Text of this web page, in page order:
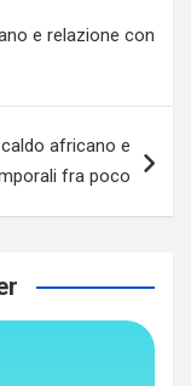
e relazione con
africano e
fra poco